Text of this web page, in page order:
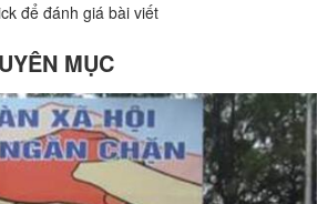
để đánh giá bài viết
MỤC